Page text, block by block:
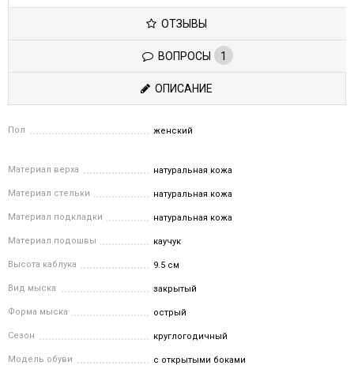
ОТЗЫВЫ
ВОПРОСЫ 1
ОПИСАНИЕ
Пол женский
Материал верха натуральная кожа
Материал стельки натуральная кожа
Материал подкладки натуральная кожа
Материал подошвы каучук
Высота каблука 9.5 см
Вид мыска закрытый
Форма мыска острый
Сезон круглогодичный
Модель обуви с открытыми боками